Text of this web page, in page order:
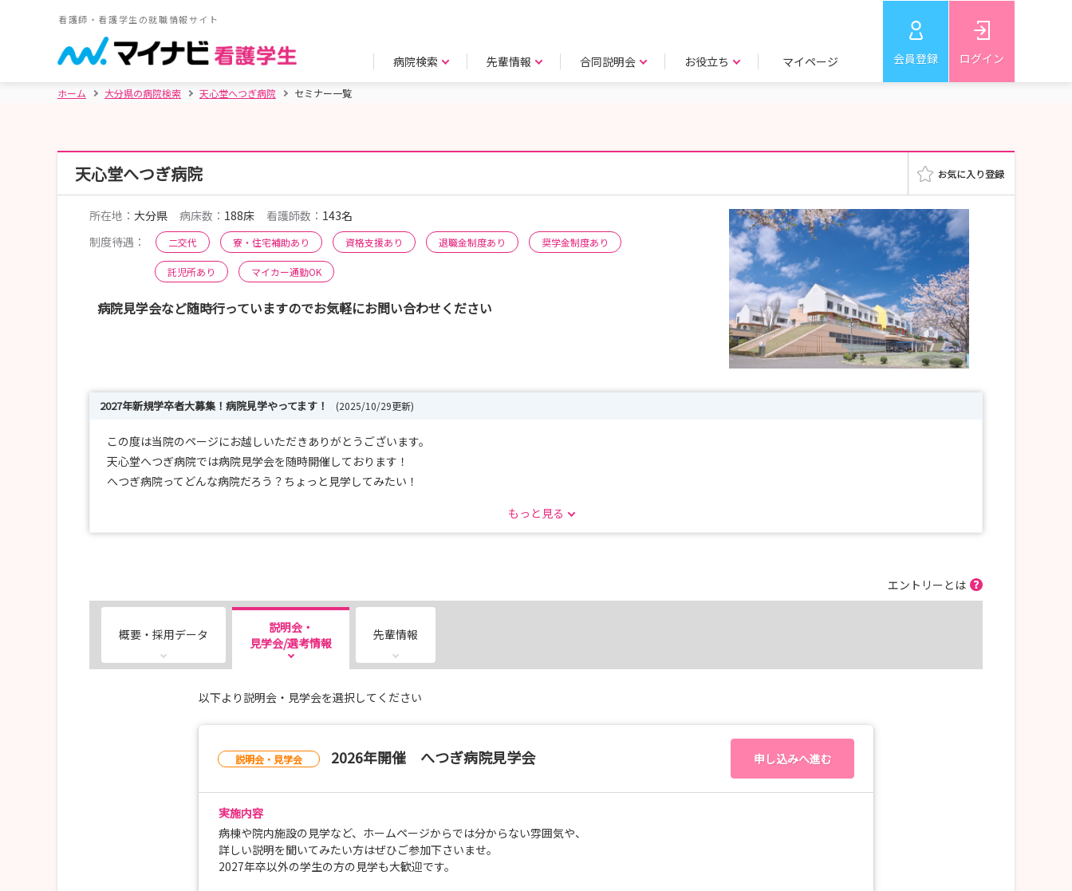
看護師・看護学生の就職情報サイト
病院検索 先輩情報 合同説明会 お役立ち マイページ 会員登録 ログイン
ホーム 大分県の病院検索 天心堂へつぎ病院 セミナー一覧
天心堂へつぎ病院
所在地： 大分県 病床数： 188床 看護師数： 143名
制度待遇：
二交代 寮・住宅補助あり 資格支援あり 退職金制度あり 奨学金制度あり
託児所あり マイカー通勤OK
病院見学会など随時行っていますのでお気軽にお問い合わせください
2027年新規学卒者大募集！病院見学やってます！ (2025/10/29更新)
この度は当院のページにお越しいただきありがとうございます。
天心堂へつぎ病院では病院見学会を随時開催しております！
へつぎ病院ってどんな病院だろう？ちょっと見学してみたい！
もっと見る
エントリーとは
概要・採用データ
説明会・
見学会/選考情報
先輩情報
以下より説明会・見学会を選択してください
説明会・見学会 2026年開催 へつぎ病院見学会 申し込みへ進む
実施内容
病棟や院内施設の見学など、ホームページからでは分からない雰囲気や、
詳しい説明を聞いてみたい方はぜひご参加下さいませ。
2027年卒以外の学生の方の見学も大歓迎です。